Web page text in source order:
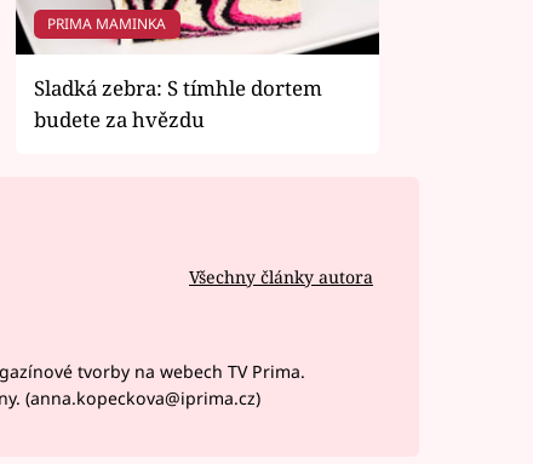
PRIMA MAMINKA
Sladká zebra: S tímhle dortem
budete za hvězdu
Všechny články autora
tvorby na webech TV Prima.
(anna.kopeckova@iprima.cz)